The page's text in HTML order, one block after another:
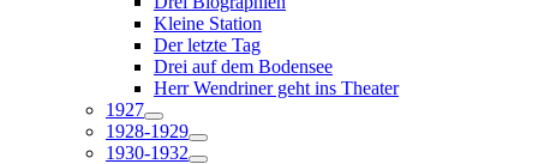
Kleine Station
Der letzte Tag
Drei auf dem Bodensee
Herr Wendriner geht ins Theater
1927
1928-1929
1930-1932